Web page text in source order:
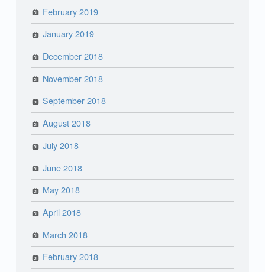
February 2019
January 2019
December 2018
November 2018
September 2018
August 2018
July 2018
June 2018
May 2018
April 2018
March 2018
February 2018